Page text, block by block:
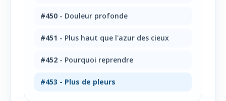
#450 - Douleur profonde
#451 - Plus haut que l'azur des cieux
#452 - Pourquoi reprendre
#453 - Plus de pleurs